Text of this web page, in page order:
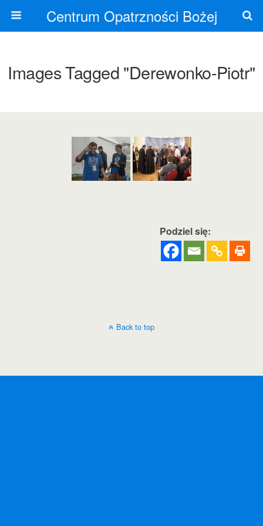
Centrum Opatrzności Bożej
Images Tagged "derewonko-Piotr"
Podziel się:
Back to top